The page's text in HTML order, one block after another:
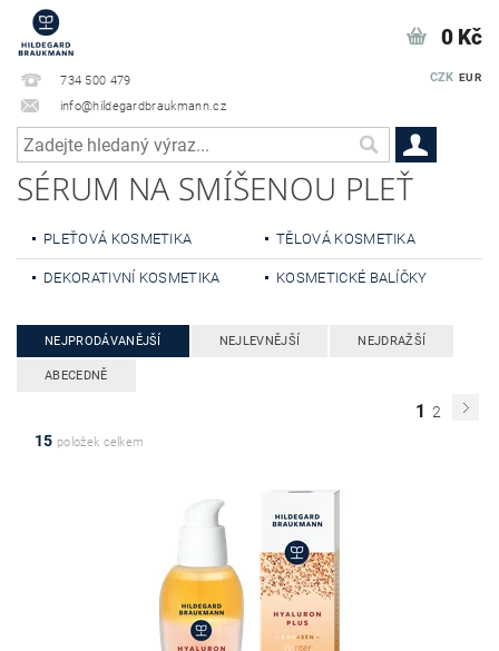
734 500 479
info@hildegardbraukmann.cz
CZK EUR
0 Kč
SÉRUM NA SMÍŠENOU PLEŤ
PLEŤOVÁ KOSMETIKA TĚLOVÁ KOSMETIKA
DEKORATIVNÍ KOSMETIKA KOSMETICKÉ BALÍČKY
NEJPRODÁVANĚJŠÍ NEJLEVNĚJŠÍ NEJDRAŽŠÍ
ABECEDNĚ
1 2
15 položek celkem